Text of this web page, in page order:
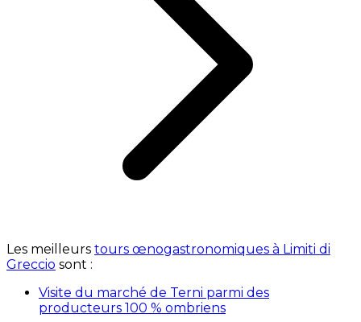
Les meilleurs tours œnogastronomiques à Limiti di
Greccio sont :
Visite du marché de Terni parmi des
producteurs 100 % ombriens